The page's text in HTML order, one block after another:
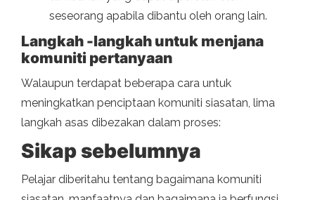
seseorang apabila dibantu oleh orang lain.
Langkah -langkah untuk menjana
komuniti pertanyaan
Walaupun terdapat beberapa cara untuk
meningkatkan penciptaan komuniti siasatan, lima
langkah asas dibezakan dalam proses:
Sikap sebelumnya
Pelajar diberitahu tentang bagaimana komuniti